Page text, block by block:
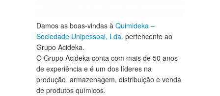
Damos as boas-vindas à Quimideka –
Sociedade Unipessoal, Lda. pertencente ao
Grupo Acideka.
O Grupo Acideka conta com mais de 50 anos
de experiência e é um dos líderes na
produção, armazenagem, distribuição e venda
de produtos químicos.